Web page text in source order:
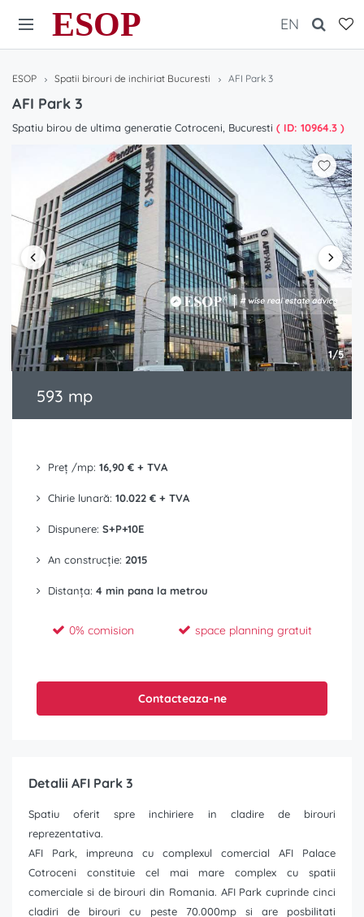
ESOP EN
ESOP Spatii birouri de inchiriat Bucuresti AFI Park 3
AFI Park 3
Spatiu birou de ultima generatie Cotroceni, Bucuresti ( ID: 10964.3 )
1/5
593 mp
Preț /mp: 16,90 € + TVA
Chirie lunară: 10.022 € + TVA
Dispunere: S+P+10E
An construcție: 2015
Distanța: 4 min pana la metrou
0% comision space planning gratuit
Contacteaza-ne
Detalii AFI Park 3
Spatiu oferit spre inchiriere in cladire de birouri
reprezentativa.
AFI Park, impreuna cu complexul comercial AFI Palace
Cotroceni constituie cel mai mare complex cu spatii
comerciale si de birouri din Romania. AFI Park cuprinde cinci
cladiri de birouri cu peste 70.000mp si are posbilitati